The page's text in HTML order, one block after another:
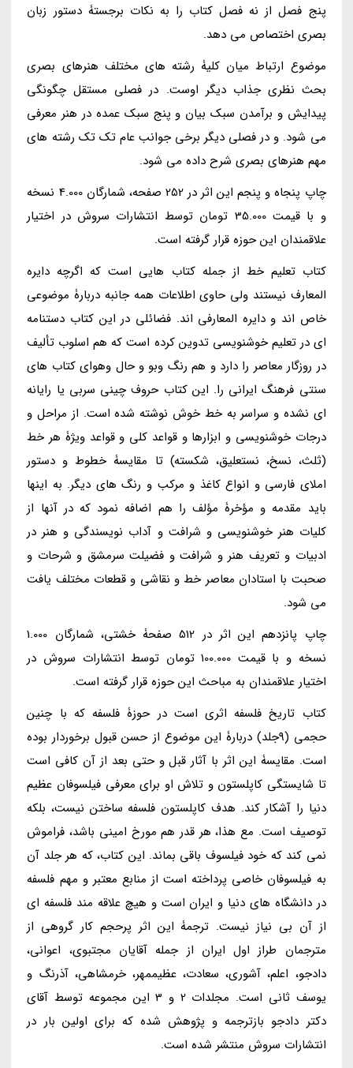
پنج فصل از نه فصل کتاب را به نکات برجستۀ دستور زبان
بصری اختصاص می دهد.
موضوع ارتباط میان کلیۀ رشته های مختلف هنرهای بصری
بحث نظری جذاب دیگر اوست. در فصلی مستقل چگونگی
پیدایش و برآمدن سبک بیان و پنج سبک عمده در هنر معرفی
می شود. و در فصلی دیگر برخی جوانب عام تک تک رشته های
مهم هنرهای بصری شرح داده می شود.
چاپ پنجاه و پنجم این اثر در 252 صفحه، شمارگان 4.000 نسخه
و با قیمت 35.000 تومان توسط انتشارات سروش در اختیار
علاقمندان این حوزه قرار گرفته است.
کتاب تعلیم خط از جمله کتاب هایی است که اگرچه دایره
المعارف نیستند ولی حاوی اطلاعات همه جانبه دربارۀ موضوعی
خاص اند و دایره المعارفی اند. فضائلی در این کتاب دستنامه
ای در تعلیم خوشنویسی تدوین کرده است که هم اسلوب تألیف
در روزگار معاصر را دارد و هم رنگ وبو و حال وهوای کتاب های
سنتی فرهنگ ایرانی را. این کتاب حروف چینی سربی یا رایانه
ای نشده و سراسر به خط خوش نوشته شده است. از مراحل و
درجات خوشنویسی و ابزارها و قواعد کلی و قواعد ویژۀ هر خط
(ثلث، نسخ، نستعلیق، شکسته) تا مقایسۀ خطوط و دستور
املای فارسی و انواع کاغذ و مرکب و رنگ های دیگر. به اینها
باید مقدمه و مؤخرۀ مؤلف را هم اضافه نمود که در آنها از
کلیات هنر خوشنویسی و شرافت و آداب نویسندگی و هنر در
ادبیات و تعریف هنر و شرافت و فضیلت سرمشق و شرحات و
صحبت با استادان معاصر خط و نقاشی و قطعات مختلف یافت
می شود.
چاپ پانزدهم این اثر در 512 صفحۀ خشتی، شمارگان 1.000
نسخه و با قیمت 100.000 تومان توسط انتشارات سروش در
اختیار علاقمندان به مباحث این حوزه قرار گرفته است.
کتاب تاریخ فلسفه اثری است در حوزۀ فلسفه که با چنین
حجمی (9جلد) دربارۀ این موضوع از حسن قبول برخوردار بوده
است. مقایسۀ این اثر با آثار قبل و حتی بعد از آن کافی است
تا شایستگی کاپلستون و تلاش او برای معرفی فیلسوفان عظیم
دنیا را آشکار کند. هدف کاپلستون فلسفه ساختن نیست، بلکه
توصیف است. مع هذا، هر قدر هم مورخ امینی باشد، فراموش
نمی کند که خود فیلسوف باقی بماند. این کتاب، که هر جلد آن
به فیلسوفان خاصی پرداخته است از منابع معتبر و مهم فلسفه
در دانشگاه های دنیا و ایران است و هیچ علاقه مند فلسفه ای
از آن بی نیاز نیست. ترجمۀ این اثر پرحجم کار گروهی از
مترجمان طراز اول ایران از جمله آقایان مجتبوی، اعوانی،
دادجو، اعلم، آشوری، سعادت، عظیممهر، خرمشاهی، آذرنگ و
یوسف ثانی است. مجلدات 2 و 3 این مجموعه توسط آقای
دکتر دادجو بازترجمه و پژوهش شده که برای اولین بار در
انتشارات سروش منتشر شده است.